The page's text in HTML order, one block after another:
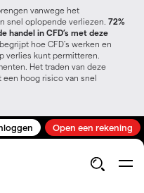
vanwege het
snel oplopende verliezen. 72%
handel in CFD’s met deze
hoe CFD's werken en
verlies kunt permitteren.
Het traden van deze
hoog risico van snel
Open een rekening